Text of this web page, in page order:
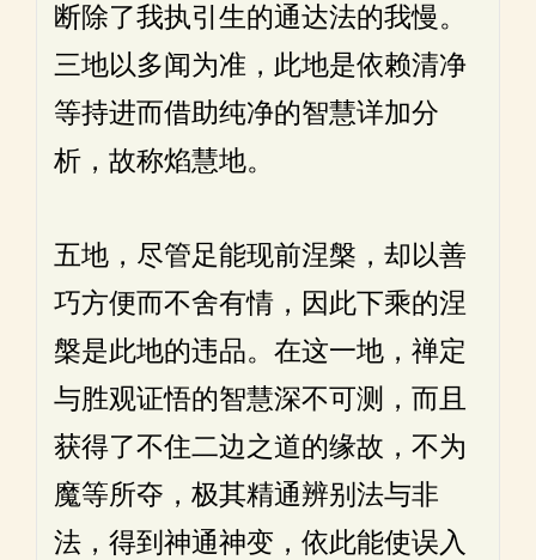
断除了我执引生的通达法的我慢。
三地以多闻为准，此地是依赖清净
等持进而借助纯净的智慧详加分
析，故称焰慧地。
五地，尽管足能现前涅槃，却以善
巧方便而不舍有情，因此下乘的涅
槃是此地的违品。在这一地，禅定
与胜观证悟的智慧深不可测，而且
获得了不住二边之道的缘故，不为
魔等所夺，极其精通辨别法与非
法，得到神通神变，依此能使误入